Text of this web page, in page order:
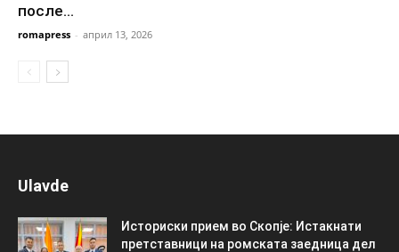
после...
romapress - април 13, 2026
Ulavde
Историски прием во Скопје: Истакнати
претставници на ромската заедница дел